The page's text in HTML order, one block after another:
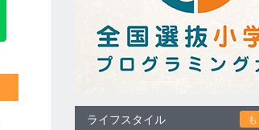
ライフスタイル